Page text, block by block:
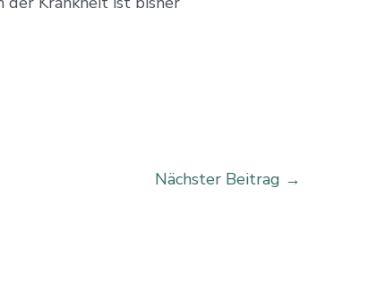
Nächster Beitrag →